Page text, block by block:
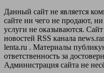
Данный сайт не является
сайте ни чего не продают,
услуги не оказываются.
новостей RSS канала
lenta.ru . Материалы
ответственность за
Администрация сайта не